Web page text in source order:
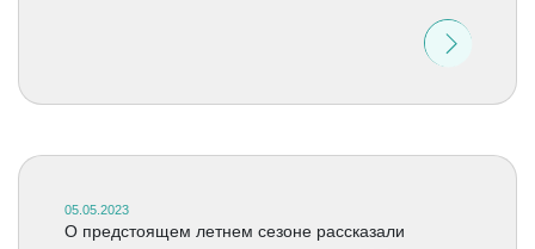
05.05.2023
О предстоящем летнем сезоне рассказали